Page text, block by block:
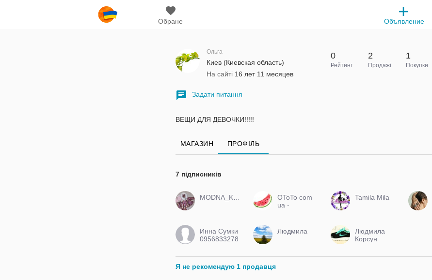
Обране Объявление
Ольга
Киев (Киевская область)
На сайті 16 лет 11 месяцев
0
Рейтинг
2
Продажі
1
Покупки
Задати питання
ВЕЩИ ДЛЯ ДЕВОЧКИ!!!!!
МАГАЗИН ПРОФІЛЬ
7 підписників
MODNA_KRALYA_
OToTo com
ua -
интересных
товаров
Tamila Mila
Инна Сумки
0956833278
Людмила
Людмила
Корсун
Я не рекомендую 1 продавця